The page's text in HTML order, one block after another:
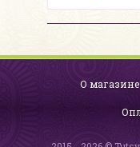
О магазине